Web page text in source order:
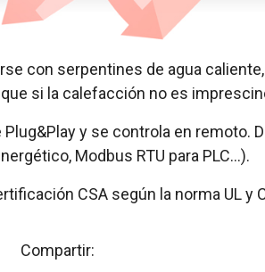
con serpentines de agua
si la calefacción no es
y se controla en remoto.
Modbus RTU para PLC…).
CSA según la norma UL
Compartir: